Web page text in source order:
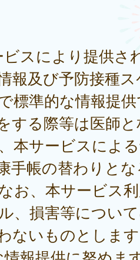
スにより提供さ
報及び予防接種
標準的な情報提
する際等は医師
本サービスによ
手帳の替わりと
お、本サービス
、損害等につい
ないものとしま